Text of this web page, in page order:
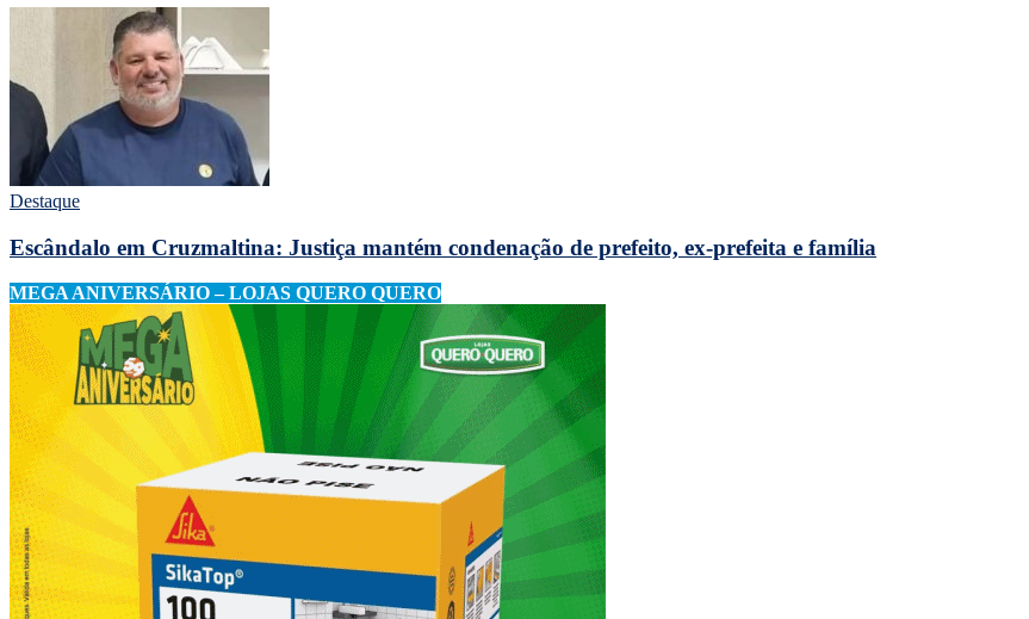
Destaque
Escândalo em Cruzmaltina: Justiça mantém condenação de prefeito, ex-prefeita e família
MEGA ANIVERSÁRIO – LOJAS QUERO QUERO